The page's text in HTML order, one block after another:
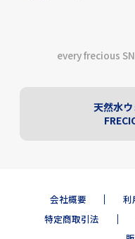
every frecious
天然水
会社概要 利
特定商取引法